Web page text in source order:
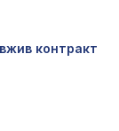
контракт